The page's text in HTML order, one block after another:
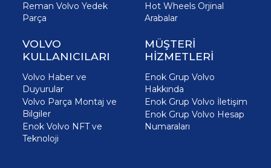
Reman Volvo Yedek
Parça
Hot Wheels Orjinal
Arabalar
VOLVO
KULLANICILARI
Volvo Haber ve
Duyurular
Volvo Parça Montaj ve
Bilgiler
Enok Volvo NFT ve
Teknoloji
MÜŞTERİ
HİZMETLERİ
Enok Grup Volvo
Hakkında
Enok Grup Volvo İletişim
Enok Grup Volvo Hesap
Numaraları